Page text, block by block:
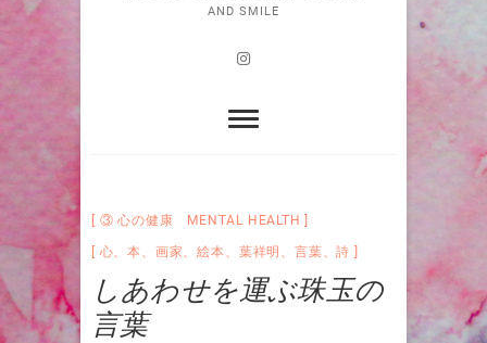
AND SMILE
Instagram
③ 心の健康 MENTAL HEALTH
心 、本 画家 、絵本 葉祥明 言葉 、詩
しあわせを運ぶ珠玉の
言葉